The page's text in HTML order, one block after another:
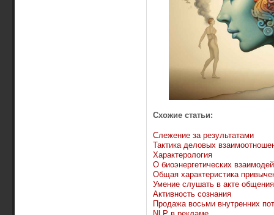
Схожие статьи:
Слежение за результатами
Тактика деловых
Характерология
О биоэнергетических
Общая характеристика
Умение слушать в акте общения
Активность сознания
Продажа восьми внутренних